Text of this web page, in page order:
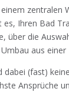
zentralen
es, Ihren Bad
über die
aus einer
dabei (fast)
Ansprüche